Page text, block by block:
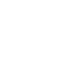
и
об этом